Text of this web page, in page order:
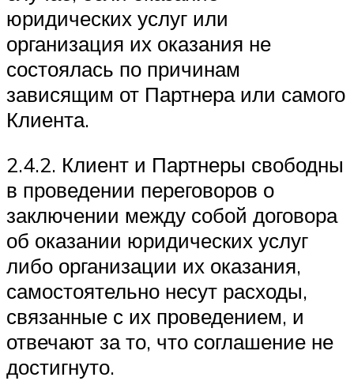
юридических услуг или
организация их оказания не
состоялась по причинам
зависящим от Партнера или самого
Клиента.
2.4.2. Клиент и Партнеры свободны
в проведении переговоров о
заключении между собой договора
об оказании юридических услуг
либо организации их оказания,
самостоятельно несут расходы,
связанные с их проведением, и
отвечают за то, что соглашение не
достигнуто.